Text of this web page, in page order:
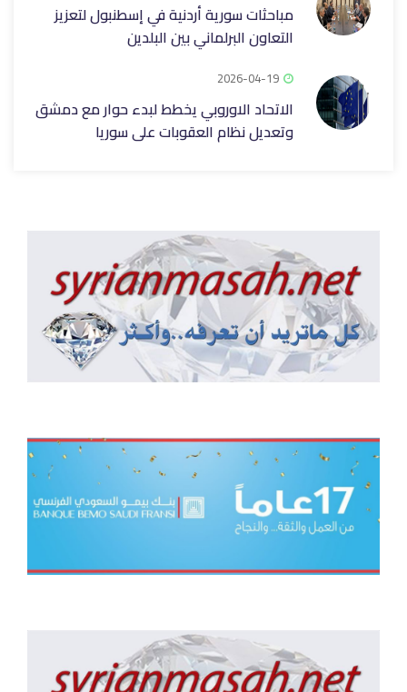
مباحثات سورية أردنية في إسطنبول لتعزيز
التعاون البرلماني بين البلدين
2026-04-19
الاتحاد الاوروبي يخطط لبدء حوار مع دمشق
وتعديل نظام العقوبات على سوريا